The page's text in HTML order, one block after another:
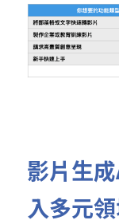
影片生
入多元